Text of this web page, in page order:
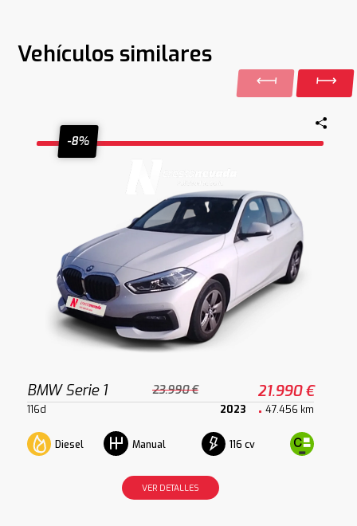
Vehículos similares
-8%
BMW Serie 1 23.990 € 21.990 €
116d 2023 47.456 km
Diesel Manual 116 cv
VER DETALLES